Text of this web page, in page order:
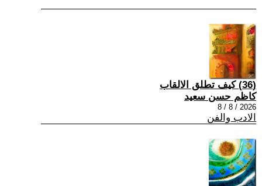
(36) كيف تطلق الالقاب
كاظم حسن سعيد
2026 / 8 / 8
الادب والفن